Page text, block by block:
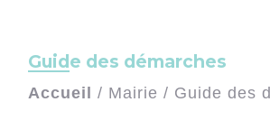
Guide des démarches
Accueil / Mairie / Guide des